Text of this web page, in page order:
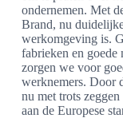
ondernemen. Met
Brand, nu
werkomgeving is.
fabrieken en goede
zorgen we voor
werknemers. Door
nu met trots
aan de Europese